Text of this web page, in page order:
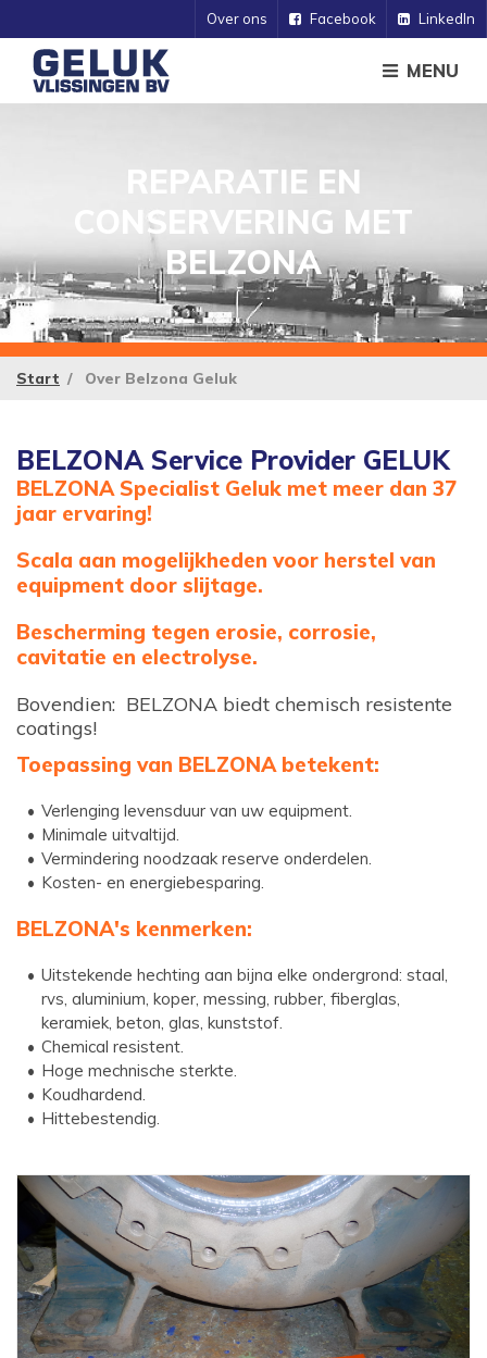
Over ons Facebook LinkedIn
MENU
REPARATIE EN
CONSERVERING MET
BELZONA
Start Over Belzona Geluk
BELZONA Service Provider GELUK
BELZONA Specialist Geluk met meer dan 37
jaar ervaring!
Scala aan mogelijkheden voor herstel van
equipment door slijtage.
Bescherming tegen erosie, corrosie,
cavitatie en electrolyse.
Bovendien: BELZONA biedt chemisch resistente
coatings!
Toepassing van BELZONA betekent:
Verlenging levensduur van uw equipment.
Minimale uitvaltijd.
Vermindering noodzaak reserve onderdelen.
Kosten- en energiebesparing.
BELZONA's kenmerken:
Uitstekende hechting aan bijna elke ondergrond: staal,
rvs, aluminium, koper, messing, rubber, fiberglas,
keramiek, beton, glas, kunststof.
Chemical resistent.
Hoge mechnische sterkte.
Koudhardend.
Hittebestendig.